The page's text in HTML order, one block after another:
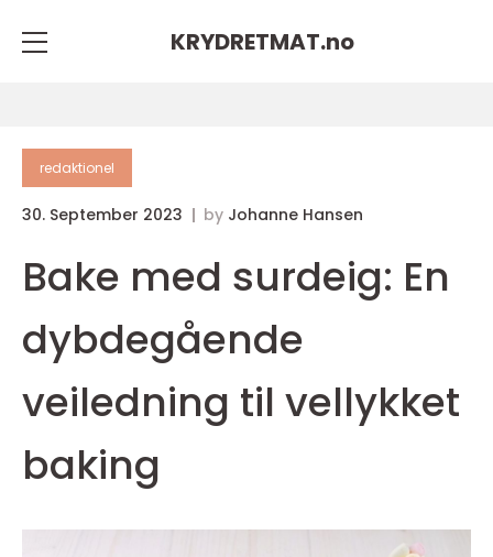
KRYDRETMAT.no
redaktionel
30. September 2023 by Johanne Hansen
Bake med surdeig: En
dybdegående
veiledning til vellykket
baking